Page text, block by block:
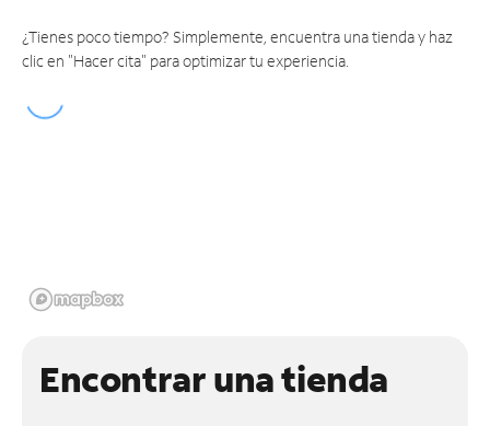
¿Tienes poco tiempo? Simplemente, encuentra una tienda y haz
clic en "Hacer cita" para optimizar tu experiencia.
Encontrar una tienda